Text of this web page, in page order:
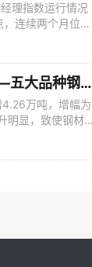
理指数运行情况
连续两个月位于
50.3%，比上月
Mysteel解读：聚焦钢铁产业数据（2024年4月18日）—五大品种钢材供增需降，库存持续去化
万吨，增幅为
明显，致使钢材
为4.6%。本周五